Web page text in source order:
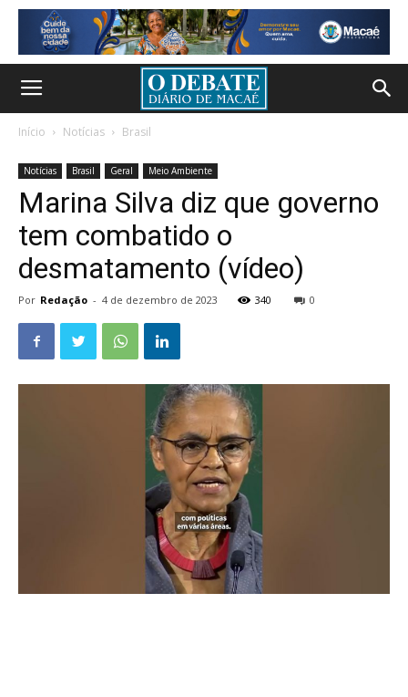
Início Notícias Brasil
Notícias Brasil Geral Meio Ambiente
Marina Silva diz que governo
tem combatido o
desmatamento (vídeo)
Por Redação - 4 de dezembro de 2023 340 0